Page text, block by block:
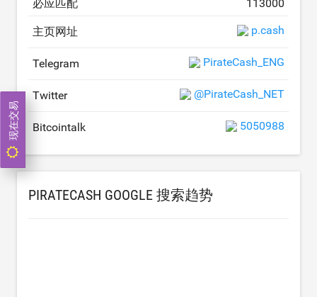
必应匹配
113000
主页网址 p.cash
Telegram PirateCash_ENG
Twitter @PirateCash_NET
Bitcointalk 5050988
PIRATECASH GOOGLE 搜索趋势
现在交易